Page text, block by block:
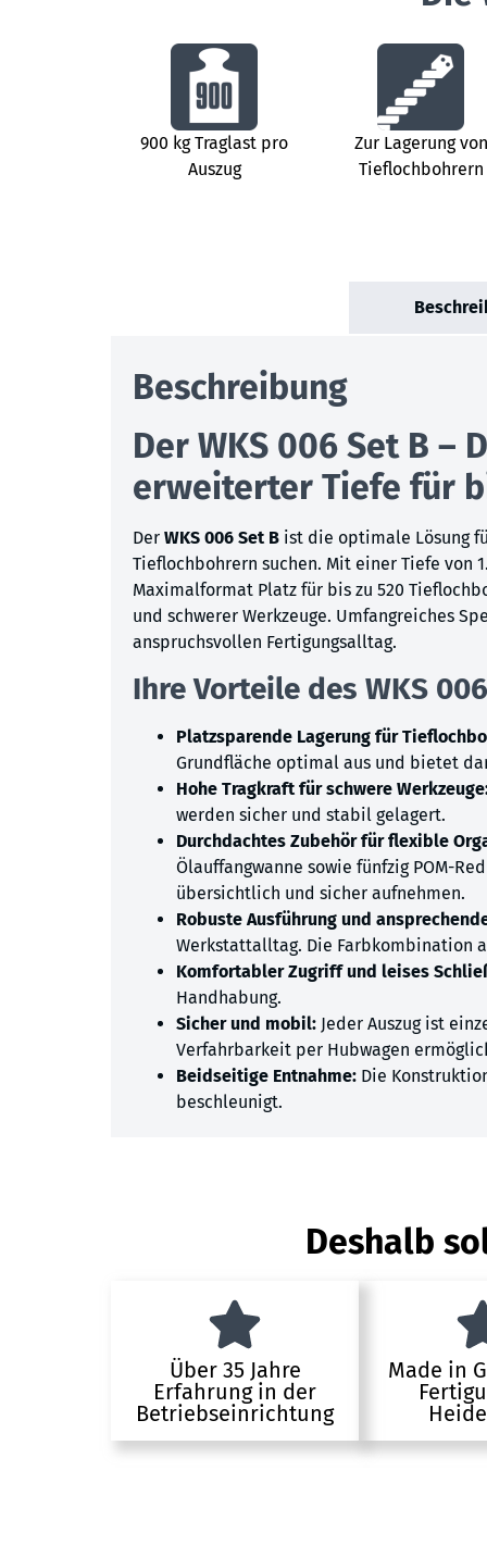
900 kg Traglast pro
Auszug
Zur Lagerung von
Tieflochbohrern
Beschreibung
Der WKS 006 Set B
erweiterter Tiefe für
Der WKS 006 Set B ist die optimale Lösung
Tieflochbohrern suchen. Mit einer Tiefe von
Maximalformat Platz für bis zu 520
und schwerer Werkzeuge. Umfangreiches
anspruchsvollen Fertigungsalltag.
Ihre Vorteile des WKS
Platzsparende Lagerung für
Grundfläche optimal aus und bietet
Hohe Tragkraft für schwere
werden sicher und stabil gelagert.
Durchdachtes Zubehör für flexible
Ölauffangwanne sowie fünfzig POM-
übersichtlich und sicher aufnehmen.
Robuste Ausführung und
Werkstattalltag. Die Farbkombination
Komfortabler Zugriff und leises
Handhabung.
Sicher und mobil: Jeder Auszug ist
Verfahrbarkeit per Hubwagen
Beidseitige Entnahme: Die
beschleunigt.
Deshalb
Über 35 Jahre
Erfahrung in der
Betriebseinrichtung
Made in